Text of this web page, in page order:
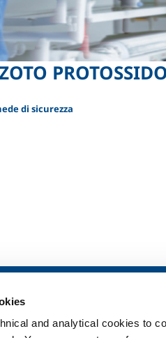
and analytical cookies to
di sicurezza
Servizi